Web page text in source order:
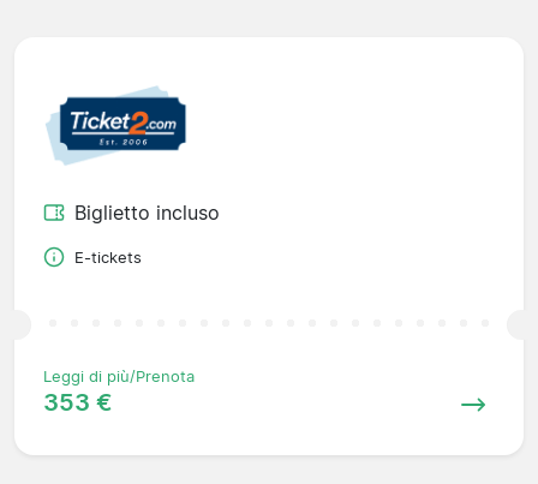
Biglietto incluso
E-tickets
Leggi di più/Prenota
353 €